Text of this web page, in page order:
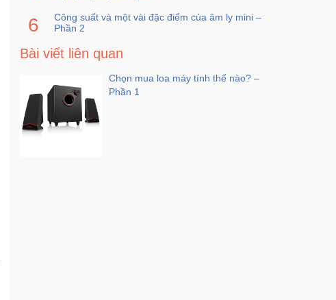
Công suất và một vài đặc điểm của âm ly mini –
Phần 2
Bài viết liên quan
Chọn mua loa máy tính thế nào? –
Phần 1